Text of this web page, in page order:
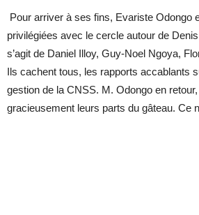
Pour arriver à ses fins, Evariste Odongo
privilégiées avec le cercle autour de
s’agit de Daniel Illoy, Guy-Noel Ngoya,
Ils cachent tous, les rapports accablants
gestion de la CNSS. M. Odongo en
gracieusement leurs parts du gâteau. Ce